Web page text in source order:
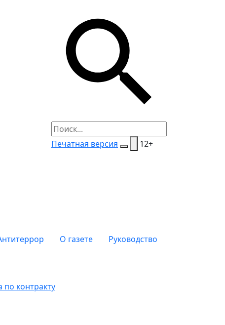
Печатная версия 12+
О газете Руководство
по контракту